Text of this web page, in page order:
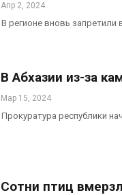
Апр 2, 2024
В регионе вновь запретили
В Абхазии из-за
Мар 15, 2024
Прокуратура республики
Сотни птиц